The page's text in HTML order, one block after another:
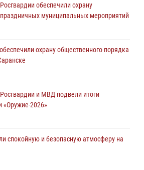
праздника в Темникове
4
очередную партию вооружения в
обеспечили охрану
муниципальных мероприятий
охрану общественного порядка
и МВД подвели итоги
«Оружие‑2026»
спокойную и безопасную атмосферу на